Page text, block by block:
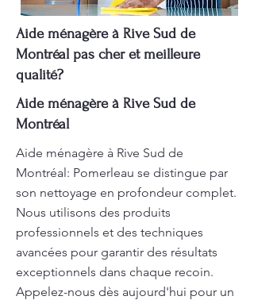
Aide ménagère à Rive Sud de
Montréal pas cher et meilleure
qualité?
Aide ménagère à Rive Sud de
Montréal
Aide ménagère à Rive Sud de
Montréal: Pomerleau se distingue par
son nettoyage en profondeur complet.
Nous utilisons des produits
professionnels et des techniques
avancées pour garantir des résultats
exceptionnels dans chaque recoin.
Appelez-nous dès aujourd'hui pour un